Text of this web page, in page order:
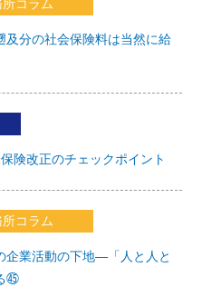
コラム
及分の社会保険料は当然に給
険改正のチェックポイント
コラム
企業活動の下地―「人と人と
㊺